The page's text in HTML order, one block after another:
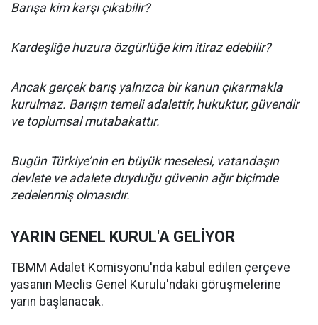
Barışa kim karşı çıkabilir?
Kardeşliğe huzura özgürlüğe kim itiraz edebilir?
Ancak gerçek barış yalnızca bir kanun çıkarmakla
kurulmaz. Barışın temeli adalettir, hukuktur, güvendir
ve toplumsal mutabakattır.
Bugün Türkiye’nin en büyük meselesi, vatandaşın
devlete ve adalete duyduğu güvenin ağır biçimde
zedelenmiş olmasıdır.
YARIN GENEL KURUL'A GELİYOR
TBMM Adalet Komisyonu'nda kabul edilen çerçeve
yasanın Meclis Genel Kurulu'ndaki görüşmelerine
yarın başlanacak.